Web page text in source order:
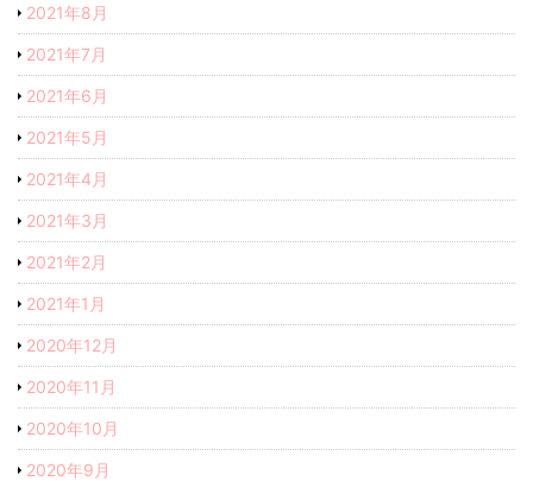
2021年8月
2021年7月
2021年6月
2021年5月
2021年4月
2021年3月
2021年2月
2021年1月
2020年12月
2020年11月
2020年10月
2020年9月